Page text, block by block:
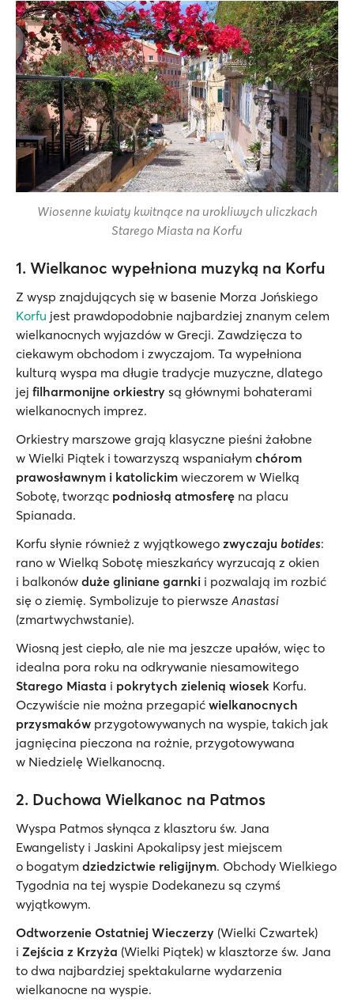
Wiosenne kwiaty kwitnące na urokliwych uliczkach
Starego Miasta na Korfu
1. Wielkanoc wypełniona muzyką na Korfu
Z wysp znajdujących się w basenie Morza Jońskiego
Korfu jest prawdopodobnie najbardziej znanym celem
wielkanocnych wyjazdów w Grecji. Zawdzięcza to
ciekawym obchodom i zwyczajom. Ta wypełniona
kulturą wyspa ma długie tradycje muzyczne, dlatego
jej filharmonijne orkiestry są głównymi bohaterami
wielkanocnych imprez.
Orkiestry marszowe grają klasyczne pieśni żałobne
w Wielki Piątek i towarzyszą wspaniałym chórom
prawosławnym i katolickim wieczorem w Wielką
Sobotę, tworząc podniosłą atmosferę na placu
Spianada.
Korfu słynie również z wyjątkowego zwyczaju botides:
rano w Wielką Sobotę mieszkańcy wyrzucają z okien
i balkonów duże gliniane garnki i pozwalają im rozbić
się o ziemię. Symbolizuje to pierwsze Anastasi
(zmartwychwstanie).
Wiosną jest ciepło, ale nie ma jeszcze upałów, więc to
idealna pora roku na odkrywanie niesamowitego
Starego Miasta i pokrytych zielenią wiosek Korfu.
Oczywiście nie można przegapić wielkanocnych
przysmaków przygotowywanych na wyspie, takich jak
jagnięcina pieczona na rożnie, przygotowywana
w Niedzielę Wielkanocną.
2. Duchowa Wielkanoc na Patmos
Wyspa Patmos słynąca z klasztoru św. Jana
Ewangelisty i Jaskini Apokalipsy jest miejscem
o bogatym dziedzictwie religijnym. Obchody Wielkiego
Tygodnia na tej wyspie Dodekanezu są czymś
wyjątkowym.
Odtworzenie Ostatniej Wieczerzy (Wielki Czwartek)
i Zejścia z Krzyża (Wielki Piątek) w klasztorze św. Jana
to dwa najbardziej spektakularne wydarzenia
wielkanocne na wyspie.